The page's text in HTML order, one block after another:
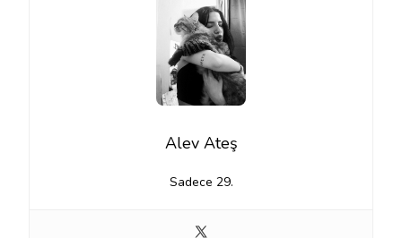
Alev Ateş
Sadece 29.